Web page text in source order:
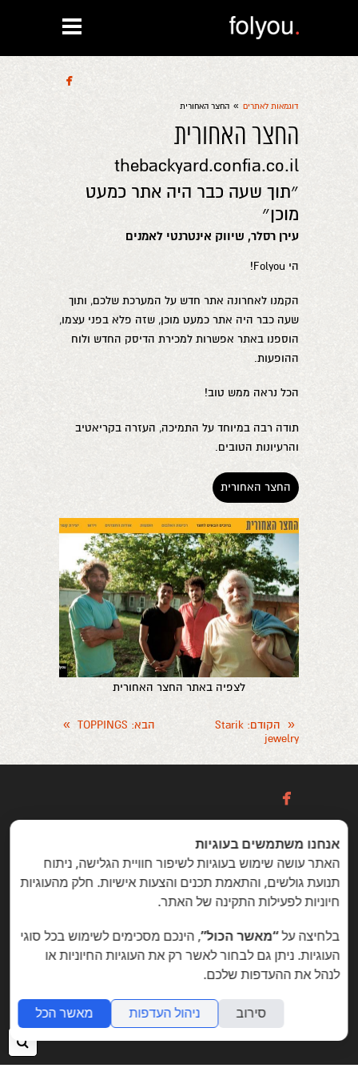

דוגמאות לאתרים » החצר האחורית
החצר האחורית
thebackyard.confia.co.il
״תוך שעה כבר היה אתר כמעט
מוכן״
עירן רסלר, שיווק אינטרנטי לאמנים
הי Folyou!
הקמנו לאחרונה אתר חדש על המערכת שלכם, ותוך
שעה כבר היה אתר כמעט מוכן, שזה פלא בפני עצמו,
הוספנו באתר אפשרות למכירת הדיסק החדש ולוח
ההופעות.
הכל נראה ממש טוב!
תודה רבה במיוחד על התמיכה, העזרה בקריאטיב
והרעיונות הטובים.
החצר האחורית
לצפיה באתר החצר האחורית
« הקודם : Starik
jewelry
הבא: TOPPINGS
»

כניסה / הרשמה
הזדמנויות מיוחדות ללקוחות folyou
בניית אתרים © פוליו folyou - מערכת לבניית אתרים
צרו איתנו קשר הצהרת נגישות משרות
לעסק אתרי תדמית שאלות נפוצות
תוכנית שותפים
אפיליאייטס אתר דו לשוני
חנות וירטואלית
אנחנו משתמשים בעוגיות
האתר עושה שימוש בעוגיות לשיפור חוויית הגלישה, ניתוח
תנועת גולשים, והתאמת תכנים והצעות אישיות. חלק מהעוגיות
חיוניות לפעילות התקינה של האתר.
בלחיצה על“מאשר הכול”, הינכם מסכימים לשימוש בכל סוגי
העוגיות. ניתן גם לבחור לאשר רק את העוגיות החיוניות או
לנהל את ההעדפות שלכם.
סירוב ניהול העדפות מאשר הכל